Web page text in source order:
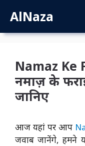
content
AlNaza
Namaz Ke
नमाज़ के
जानिए
आज यहां पर आप
जवाब जानेंगे, हमने